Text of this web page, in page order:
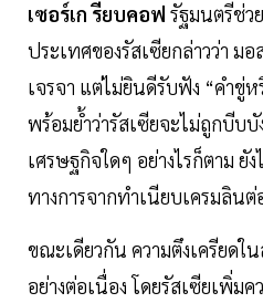
เซอร์เก รียบคอฟ รัฐมนตรีช่ว
ประเทศของรัสเซียกล่าวว่า มอ
เจรจา แต่ไม่ยินดีรับฟัง “คำขู่
พร้อมย้ำว่ารัสเซียจะไม่ถูกบีบ
เศรษฐกิจใดๆ อย่างไรก็ตาม ยั
ทางการจากทำเนียบเครมลิน
ขณะเดียวกัน ความตึงเครียดใ
อย่างต่อเนื่อง โดยรัสเซียเพิ่มค